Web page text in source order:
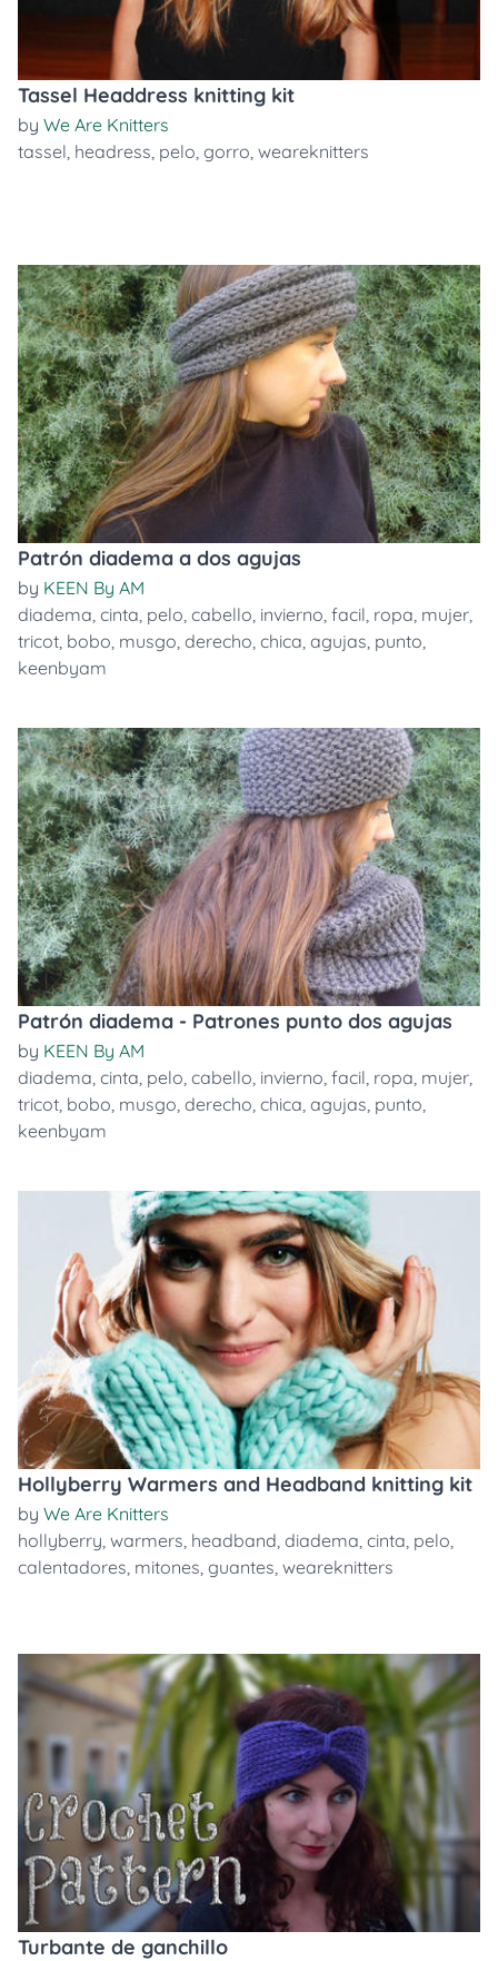
Tassel Headdress knitting kit
by We Are Knitters
tassel, headress, pelo, gorro, weareknitters
Patrón diadema a dos agujas
by KEEN By AM
diadema, cinta, pelo, cabello, invierno, facil, ropa, mujer,
tricot, bobo, musgo, derecho, chica, agujas, punto,
keenbyam
Patrón diadema - Patrones punto dos agujas
by KEEN By AM
diadema, cinta, pelo, cabello, invierno, facil, ropa, mujer,
tricot, bobo, musgo, derecho, chica, agujas, punto,
keenbyam
Hollyberry Warmers and Headband knitting kit
by We Are Knitters
hollyberry, warmers, headband, diadema, cinta, pelo,
calentadores, mitones, guantes, weareknitters
Turbante de ganchillo